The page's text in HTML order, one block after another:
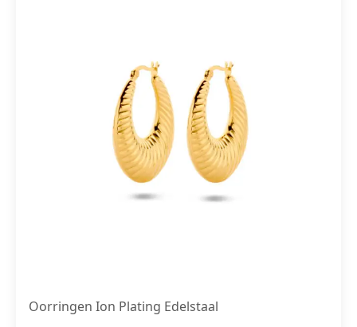
Oorringen Ion Plating Edelstaal